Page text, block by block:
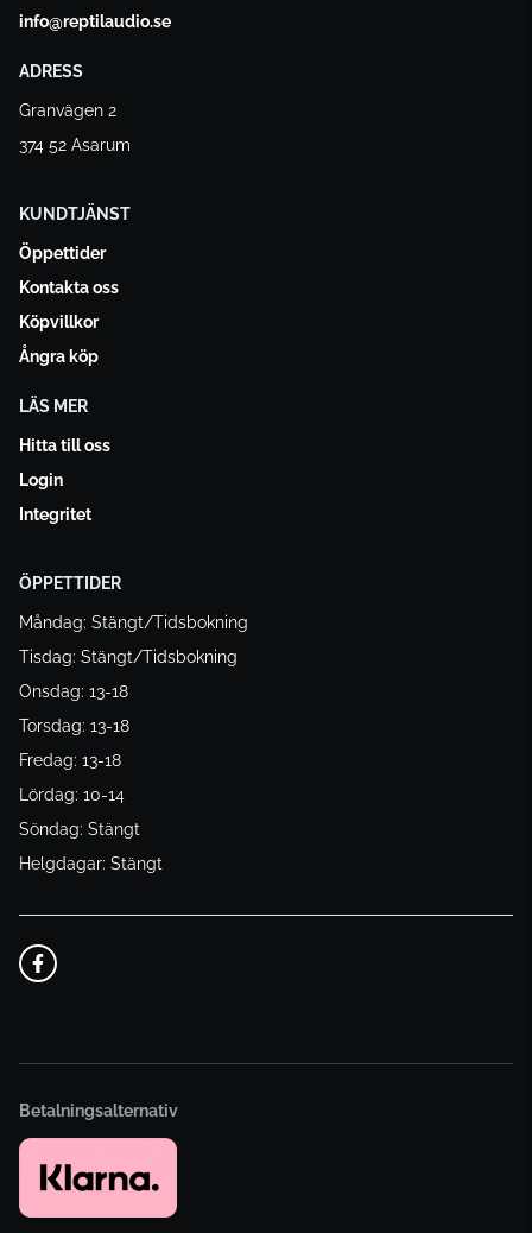
info@reptilaudio.se
ADRESS
Granvägen 2
374 52 Asarum
KUNDTJÄNST
Öppettider
Kontakta oss
Köpvillkor
Ångra köp
LÄS MER
Hitta till oss
Login
Integritet
ÖPPETTIDER
Måndag: Stängt/Tidsbokning
Tisdag: Stängt/Tidsbokning
Onsdag: 13-18
Torsdag: 13-18
Fredag: 13-18
Lördag: 10-14
Söndag: Stängt
Helgdagar: Stängt
Betalningsalternativ